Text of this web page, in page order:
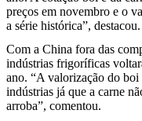
preços em novembro e o
a série histórica”, destacou.
Com a China fora das
indústrias frigoríficas
ano. “A valorização do
indústrias já que a carne
arroba”, comentou.